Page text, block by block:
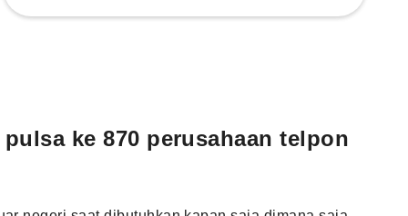
ke 870 perusahaan telpon